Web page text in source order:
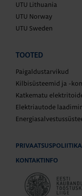
UTU Lithuania
UTU Norway
UTU Sweden
TOOTED
Paigaldustarvikud
Kilbisüsteemid ja -
Katkematu
Elektriautode
PRIVAATSUSPOLIITIKA
KONTAKTINFO